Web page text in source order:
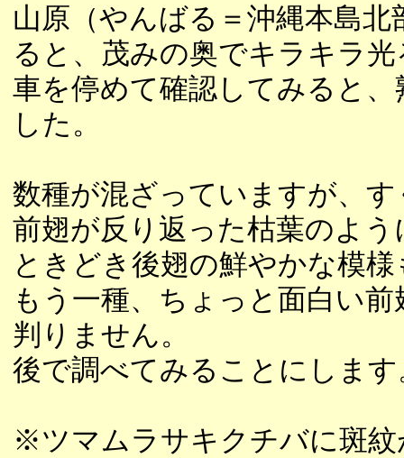
山原（やんばる＝沖縄本島
ると、茂みの奥でキラキラ
車を停めて確認してみると
した。
数種が混ざっていますが、
前翅が反り返った枯葉のよ
ときどき後翅の鮮やかな模
もう一種、ちょっと面白い
判りません。
後で調べてみることにします
※ツマムラサキクチバに斑